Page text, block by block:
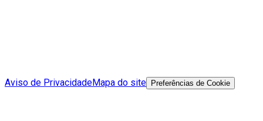
Aviso de PrivacidadeMapa do site Preferências de Cookie